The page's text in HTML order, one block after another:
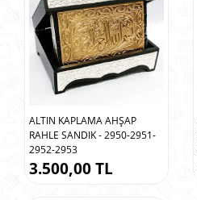
ALTIN KAPLAMA AHŞAP
RAHLE SANDIK - 2950-2951-
2952-2953
3.500,00 TL